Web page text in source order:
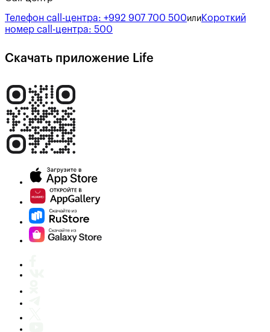
Телефон call-центра: +992 907 700 500или Короткий
номер call-центра: 500
Скачать приложение Life